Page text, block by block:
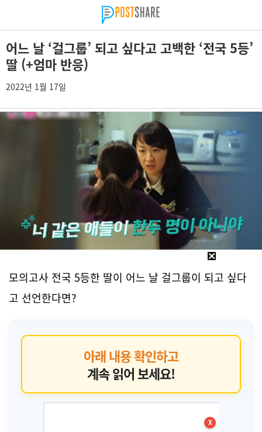
어느 날 ‘걸그룹’ 되고 싶다고 고백한 ‘전국 5등’
딸 (+엄마 반응)
2022년 1월 17일
모의고사 전국 5등한 딸이 어느 날 걸그룹이 되고 싶다
고 선언한다면?
아래 내용 확인하고
계속 읽어 보세요!
X